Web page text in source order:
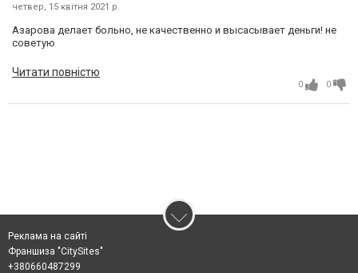
четвер, 15 квітня 2021 р.
Азарова делает больно, не качественно и высасывает деньги! не
советую
Читати повністю
0 0
Реклама на сайті
Франшиза "CitySites"
+380660487299